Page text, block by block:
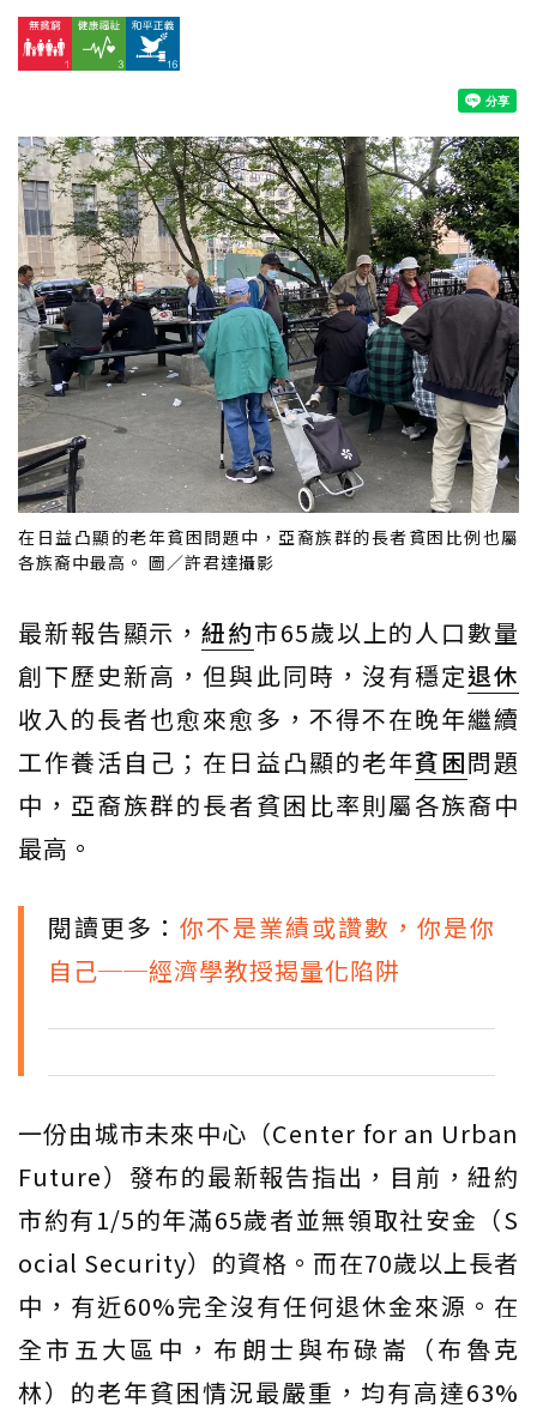
在日益凸顯的老年貧困問題中，亞裔族群的長者貧困比例也屬
各族裔中最高。 圖／許君達攝影
最新報告顯示，紐約市65歲以上的人口數量
創下歷史新高，但與此同時，沒有穩定退休
收入的長者也愈來愈多，不得不在晚年繼續
工作養活自己；在日益凸顯的老年貧困問題
中，亞裔族群的長者貧困比率則屬各族裔中
最高。
閱讀更多： 你不是業績或讚數，你是你
自己──經濟學教授揭量化陷阱
一份由城市未來中心（Center for an Urban
Future）發布的最新報告指出，目前，紐約
市約有1/5的年滿65歲者並無領取社安金（S
ocial Security）的資格。而在70歲以上長者
中，有近60%完全沒有任何退休金來源。在
全市五大區中，布朗士與布碌崙（布魯克
林）的老年貧困情況最嚴重，均有高達63%